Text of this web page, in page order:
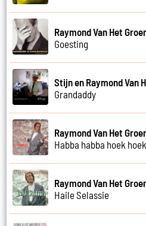
Raymond Van Het
Goesting
Stijn en Raymond Van
Grandaddy
Raymond Van Het
Habba habba hoek hoek
Raymond Van Het
Haile Selassie